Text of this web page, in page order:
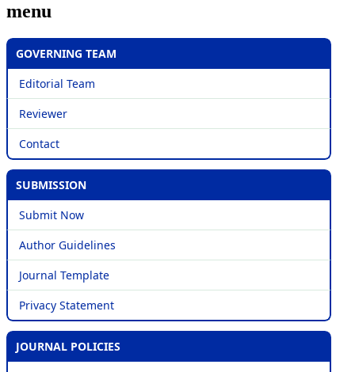
menu
GOVERNING TEAM
Editorial Team
Reviewer
Contact
SUBMISSION
Submit Now
Author Guidelines
Journal Template
Privacy Statement
JOURNAL POLICIES